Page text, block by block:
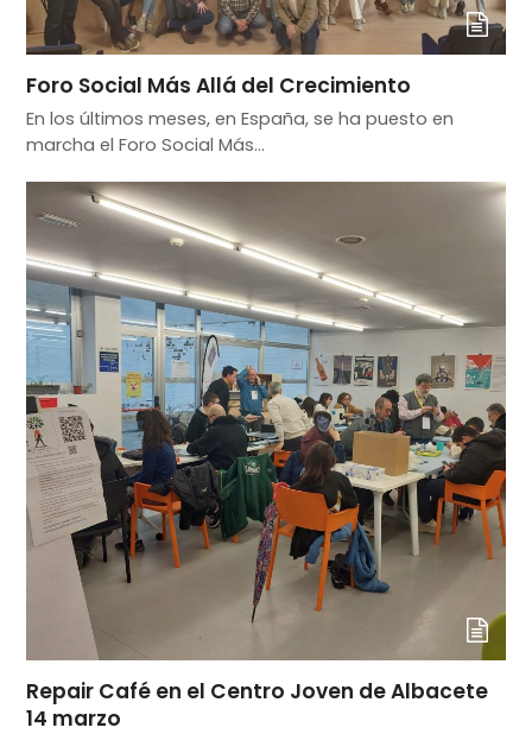
Foro Social Más Allá del Crecimiento
En los últimos meses, en España, se ha puesto en
marcha el Foro Social Más…
Repair Café en el Centro Joven de Albacete
14 marzo